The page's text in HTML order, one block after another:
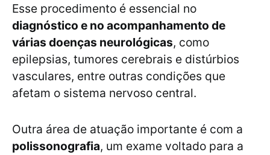
Esse procedimento é essencial no
diagnóstico e no acompanhamento de
várias doenças neurológicas, como
epilepsias, tumores cerebrais e distúrbios
vasculares, entre outras condições que
afetam o sistema nervoso central.
Outra área de atuação importante é com a
polissonografia, um exame voltado para a